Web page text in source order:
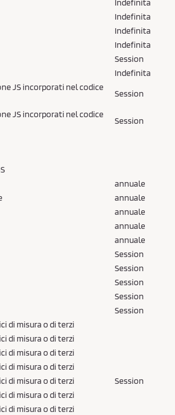
Indefinita
Indefinita
Indefinita
Indefinita
Session
Indefinita
JS incorporati nel codice
Session
JS incorporati nel codice
Session
annuale
annuale
annuale
annuale
annuale
Session
Session
Session
Session
Session
di misura o di terzi
di misura o di terzi
di misura o di terzi
di misura o di terzi
di misura o di terzi
Session
di misura o di terzi
di misura o di terzi